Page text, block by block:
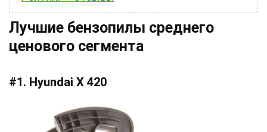
Лучшие бензопилы среднего
ценового сегмента
#1. Hyundai X 420